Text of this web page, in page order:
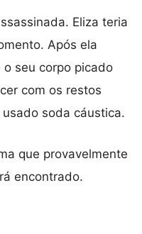
Eliza teria
Após ela
seu corpo picado
com os restos
soda cáustica.
que provavelmente
encontrado.